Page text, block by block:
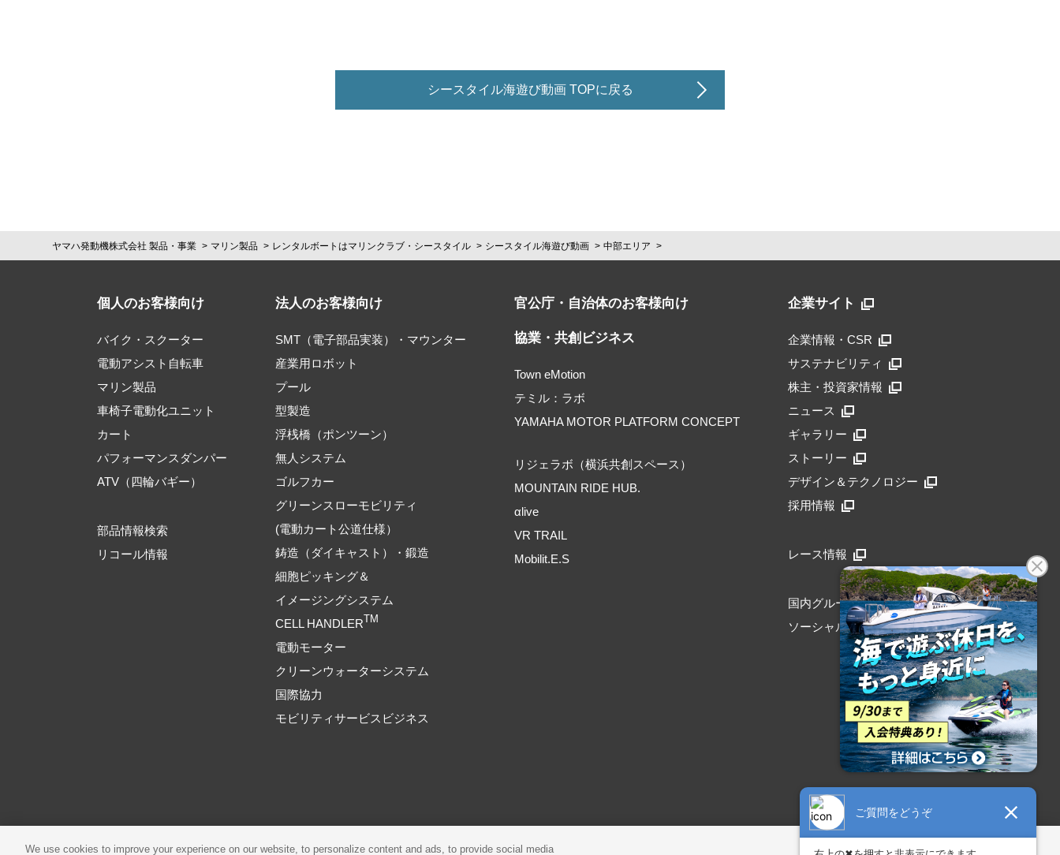
シースタイル海遊び動画 TOPに戻る
ヤマハ発動機株式会社 製品・事業 マリン製品 レンタルボートはマリンクラブ・シースタイル シースタイル海遊び動画 中部エリア
個人のお客様向け
バイク・スクーター
電動アシスト自転車
マリン製品
車椅子電動化ユニット
カート
パフォーマンスダンパー
ATV（四輪バギー）
部品情報検索
リコール情報
法人のお客様向け
SMT（電子部品実装）・マウンター
産業用ロボット
プール
型製造
浮桟橋（ポンツーン）
無人システム
ゴルフカー
グリーンスローモビリティ
(電動カート公道仕様）
鋳造（ダイキャスト）・鍛造
細胞ピッキング＆
イメージングシステム
CELL HANDLERTM
電動モーター
クリーンウォーターシステム
国際協力
モビリティサービスビジネス
官公庁・自治体のお客様向け
協業・共創ビジネス
Town eMotion
テミル：ラボ
YAMAHA MOTOR PLATFORM CONCEPT
リジェラボ（横浜共創スペース）
MOUNTAIN RIDE HUB.
αlive
VR TRAIL
Mobilit.E.S
企業サイト
企業情報・CSR
サステナビリティ
株主・投資家情報
ニュース
ギャラリー
ストーリー
デザイン＆テクノロジー
採用情報
レース情報
国内グループリンク
ソーシャルメディア公式アカウント
アクセシビリティ方針
We use cookies to improve your experience on our website, to personalize content and ads, to provide social media